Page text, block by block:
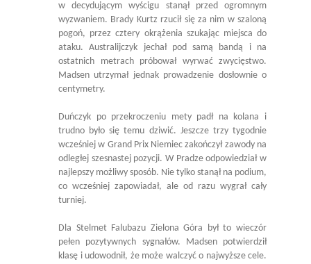
w decydującym wyścigu stanął przed ogromnym
wyzwaniem. Brady Kurtz rzucił się za nim w szaloną
pogoń, przez cztery okrążenia szukając miejsca do
ataku. Australijczyk jechał pod samą bandą i na
ostatnich metrach próbował wyrwać zwycięstwo.
Madsen utrzymał jednak prowadzenie dosłownie o
centymetry.
Duńczyk po przekroczeniu mety padł na kolana i
trudno było się temu dziwić. Jeszcze trzy tygodnie
wcześniej w Grand Prix Niemiec zakończył zawody na
odległej szesnastej pozycji. W Pradze odpowiedział w
najlepszy możliwy sposób. Nie tylko stanął na podium,
co wcześniej zapowiadał, ale od razu wygrał cały
turniej.
Dla Stelmet Falubazu Zielona Góra był to wieczór
pełen pozytywnych sygnałów. Madsen potwierdził
klasę i udowodnił, że może walczyć o najwyższe cele.